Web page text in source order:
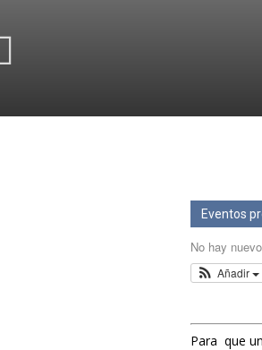
Eventos
No hay
Añadir
Para que